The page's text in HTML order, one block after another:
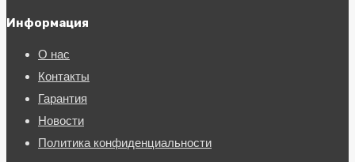
Информация
О нас
Контакты
Гарантия
Новости
Политика конфиденциальности